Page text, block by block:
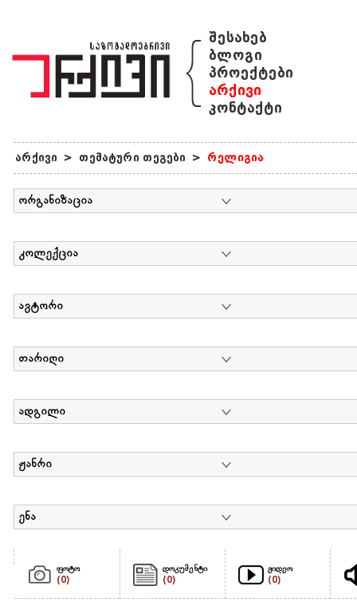
{ შესახებ
ბლოგი
პროექტები
არქივი
კონტაქტი
არქივი > თემატური თეგები > რელიგია
ორგანიზაცია
კოლექცია
ავტორი
თარიღი
ადგილი
ჟანრი
ენა
ფოტო
(0)
დოკუმენტი
(0)
ვიდეო
(0)